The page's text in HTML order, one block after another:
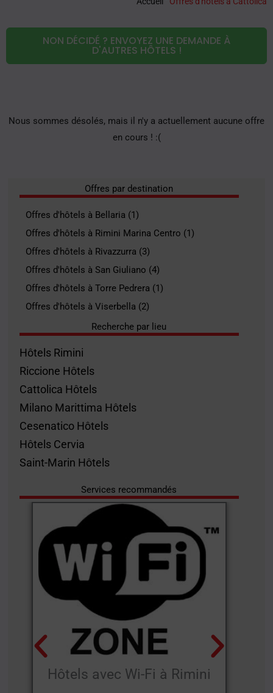
NON DÉCIDÉ ? ENVOYEZ UNE DEMANDE À
D'AUTRES HÔTELS !
Nous sommes désolés, mais il n'y a actuellement aucune offre
en cours ! :(
Offres par destination
Offres d'hôtels à Bellaria (1)
Offres d'hôtels à Rimini Marina Centro (1)
Offres d'hôtels à Rivazzurra (3)
Offres d'hôtels à San Giuliano (4)
Offres d'hôtels à Torre Pedrera (1)
Offres d'hôtels à Viserbella (2)
Recherche par lieu
Hôtels Rimini
Riccione Hôtels
Cattolica Hôtels
Milano Marittima Hôtels
Cesenatico Hôtels
Hôtels Cervia
Saint-Marin Hôtels
Services recommandés
Hôtels avec Wi-Fi à Rimini